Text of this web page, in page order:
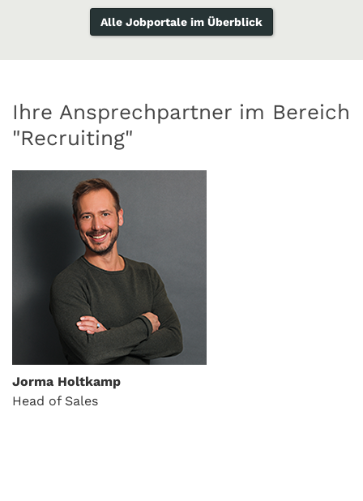
Alle Jobportale im Überblick
Ihre Ansprechpartner im Bereich
"Recruiting"
Jorma Holtkamp
Head of Sales